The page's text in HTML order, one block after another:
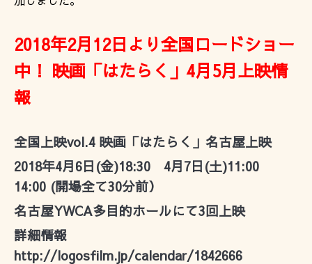
2018年2月12日より全国ロードショー
中！ 映画「はたらく」4月5月上映情
報
全国上映vol.4 映画「はたらく」名古屋上映
2018年4月6日(金)18:30 4月7日(土)11:00
14:00 (開場全て30分前）
名古屋YWCA多目的ホールにて3回上映
詳細情報
http://logosfilm.jp/calendar/1842666